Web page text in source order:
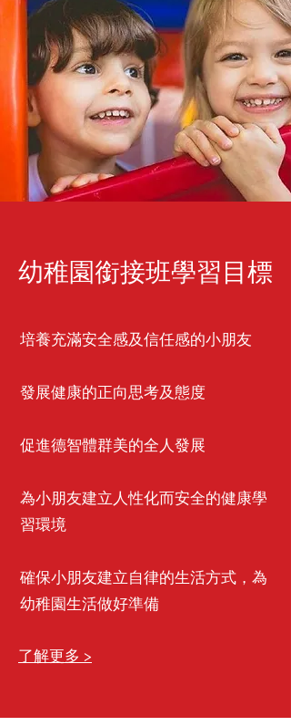
幼稚園銜接班學習目標
培養充滿安全感及信任感的小朋友
發展健康的正向思考及態度
促進德智體群美的全人發展
為小朋友建立人性化而安全的健康學
習環境
確保小朋友建立自律的生活方式，為
幼稚園生活做好準備
了解更多 >